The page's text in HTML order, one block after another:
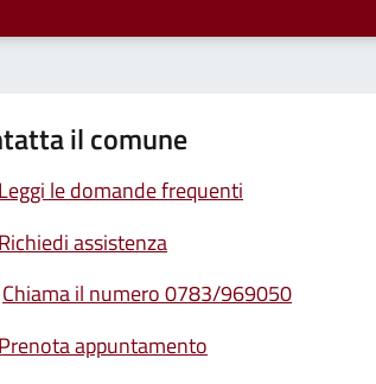
il comune
Leggi le domande frequenti
Richiedi assistenza
Chiama il numero 0783/969050
Prenota appuntamento